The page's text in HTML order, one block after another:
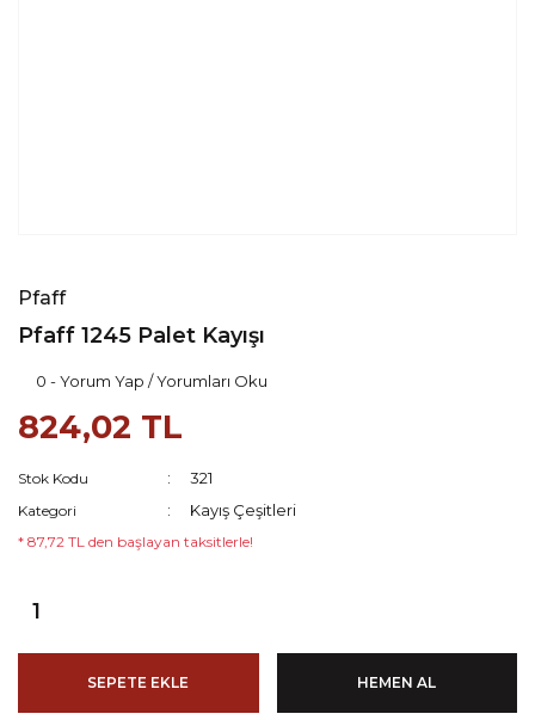
Pfaff
Pfaff 1245 Palet Kayışı
0 - Yorum Yap / Yorumları Oku
824,02 TL
Stok Kodu 321
Kategori Kayış Çeşitleri
* 87,72 TL den başlayan taksitlerle!
SEPETE EKLE HEMEN AL